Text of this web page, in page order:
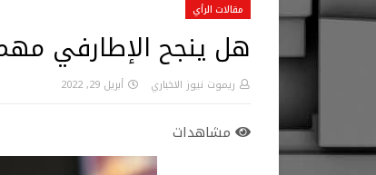
مقالات الرأي
هل ينجح الإطارفي
ريموت نيوز الاخباري أبريل 29, 2022
مشاهدات